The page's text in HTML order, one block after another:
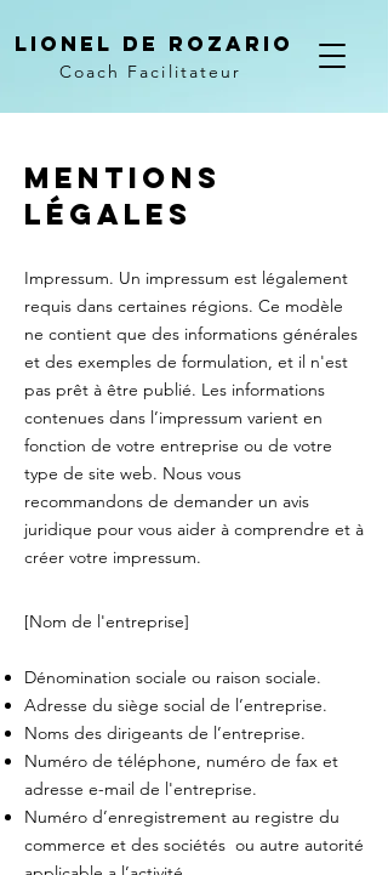
LIONEL DE ROZARIO
Coach Facilitateur
Mentions
légales
Impressum. Un impressum est légalement
requis dans certaines régions. Ce modèle
ne contient que des informations générales
et des exemples de formulation, et il n'est
pas prêt à être publié. Les informations
contenues dans l’impressum varient en
fonction de votre entreprise ou de votre
type de site web. Nous vous
recommandons de demander un avis
juridique pour vous aider à comprendre et à
créer votre impressum.
[Nom de l'entreprise]
Dénomination sociale ou raison sociale.
Adresse du siège social de l’entreprise.
Noms des dirigeants de l’entreprise.
Numéro de téléphone, numéro de fax et
adresse e-mail de l'entreprise.
Numéro d’enregistrement au registre du
commerce et des sociétés ou autre autorité